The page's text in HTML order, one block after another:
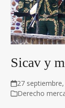
Sicav y
27
Derecho